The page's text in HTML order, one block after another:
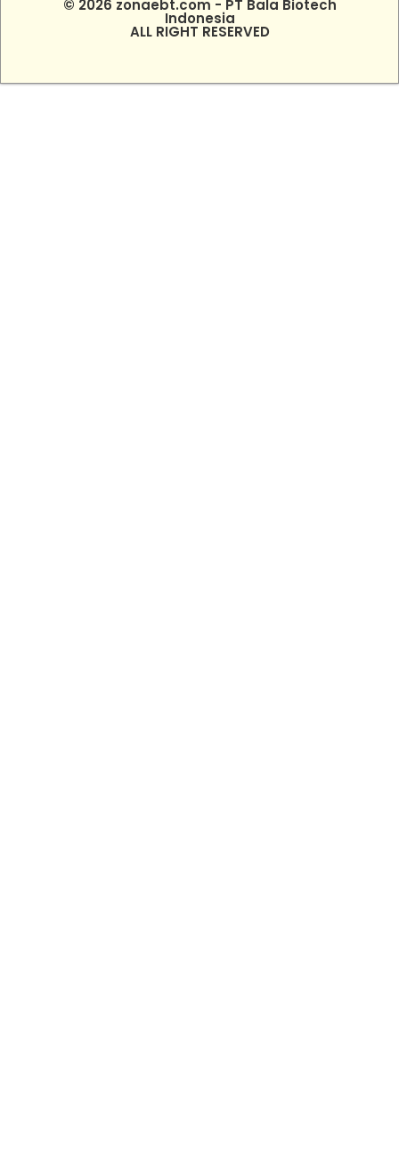
© 2026 zonaebt.com - PT Bala Biotech
Indonesia
ALL RIGHT RESERVED